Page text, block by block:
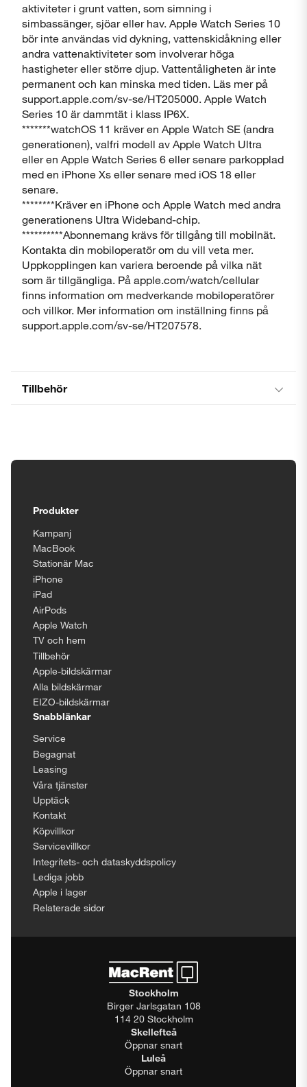
aktiviteter i grunt vatten, som simning i
simbassänger, sjöar eller hav. Apple Watch Series 10
bör inte användas vid dykning, vattenskidåkning eller
andra vattenaktiviteter som involverar höga
hastigheter eller större djup. Vattentåligheten är inte
permanent och kan minska med tiden. Läs mer på
support.apple.com/sv-se/HT205000. Apple Watch
Series 10 är dammtät i klass IP6X.
*******watchOS 11 kräver en Apple Watch SE (andra
generationen), valfri modell av Apple Watch Ultra
eller en Apple Watch Series 6 eller senare parkopplad
med en iPhone Xs eller senare med iOS 18 eller
senare.
********Kräver en iPhone och Apple Watch med andra
generationens Ultra Wideband-chip.
**********Abonnemang krävs för tillgång till mobilnät.
Kontakta din mobiloperatör om du vill veta mer.
Uppkopplingen kan variera beroende på vilka nät
som är tillgängliga. På apple.com/watch/cellular
finns information om medverkande mobiloperatörer
och villkor. Mer information om inställning finns på
support.apple.com/sv-se/HT207578.
Tillbehör
Produkter
Kampanj
MacBook
Stationär Mac
iPhone
iPad
AirPods
Apple Watch
TV och hem
Tillbehör
Apple-bildskärmar
Alla bildskärmar
EIZO-bildskärmar
Snabblänkar
Service
Begagnat
Leasing
Våra tjänster
Upptäck
Kontakt
Köpvillkor
Servicevillkor
Integritets- och dataskyddspolicy
Lediga jobb
Apple i lager
Relaterade sidor
Stockholm
Birger Jarlsgatan 108
114 20 Stockholm
Skellefteå
Öppnar snart
Luleå
Öppnar snart